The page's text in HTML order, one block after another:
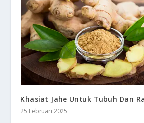
Khasiat Jahe Untuk Tubuh Dan
25 Februari 2025